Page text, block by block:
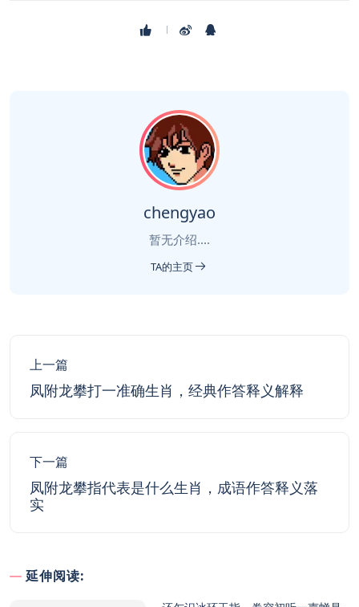
chengyao
暂无介绍....
TA的主页
上一篇
凤附龙攀打一准确生肖，经典作答释义解释
下一篇
凤附龙攀指代表是什么生肖，成语作答释义落
实
延伸阅读: